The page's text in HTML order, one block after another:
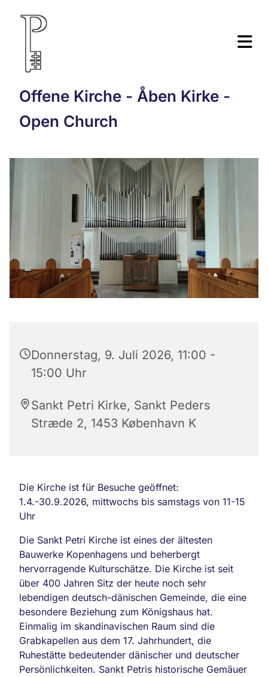
Offene Kirche - Åben Kirke -
Open Church
Donnerstag, 9. Juli 2026, 11:00 -
15:00 Uhr
Sankt Petri Kirke, Sankt Peders
Stræde 2, 1453 København K
Die Kirche ist für Besuche geöffnet:
1.4.-30.9.2026, mittwochs bis samstags von 11-15
Uhr
Die Sankt Petri Kirche ist eines der ältesten
Bauwerke Kopenhagens und beherbergt
hervorragende Kulturschätze. Die Kirche ist seit
über 400 Jahren Sitz der heute noch sehr
lebendigen deutsch-dänischen Gemeinde, die eine
besondere Beziehung zum Königshaus hat.
Einmalig im skandinavischen Raum sind die
Grabkapellen aus dem 17. Jahrhundert, die
Ruhestätte bedeutender dänischer und deutscher
Persönlichkeiten. Sankt Petris historische Gemäuer